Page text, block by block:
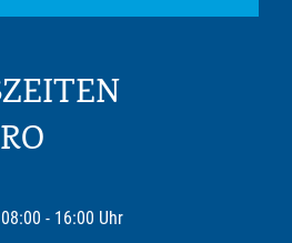
08:00 - 16:00 Uhr